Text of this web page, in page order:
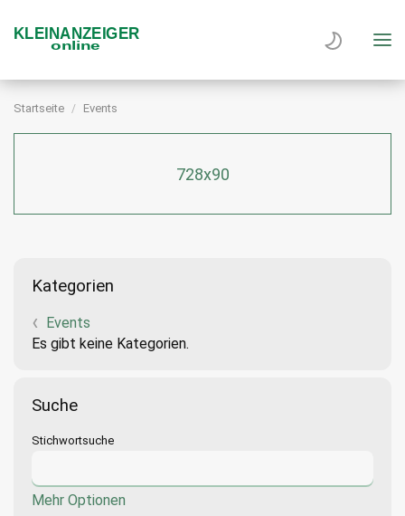
Startseite Events
728x90
Kategorien
Events
Es gibt keine Kategorien.
Suche
Stichwortsuche
Mehr Optionen